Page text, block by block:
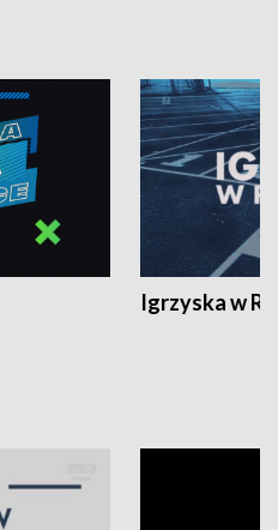
Igrzyska w